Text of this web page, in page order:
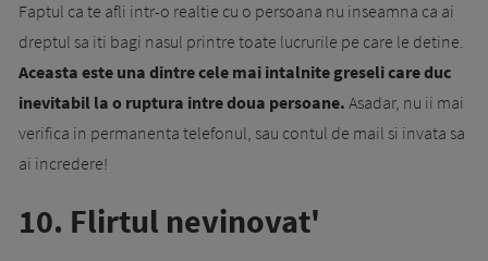
Faptul ca te afli intr-o realtie cu o persoana nu inseamna ca ai
dreptul sa iti bagi nasul printre toate lucrurile pe care le detine.
Aceasta este una dintre cele mai intalnite greseli care duc
inevitabil la o ruptura intre doua persoane. Asadar, nu ii mai
verifica in permanenta telefonul, sau contul de mail si invata sa
ai incredere!
10. Flirtul nevinovat'